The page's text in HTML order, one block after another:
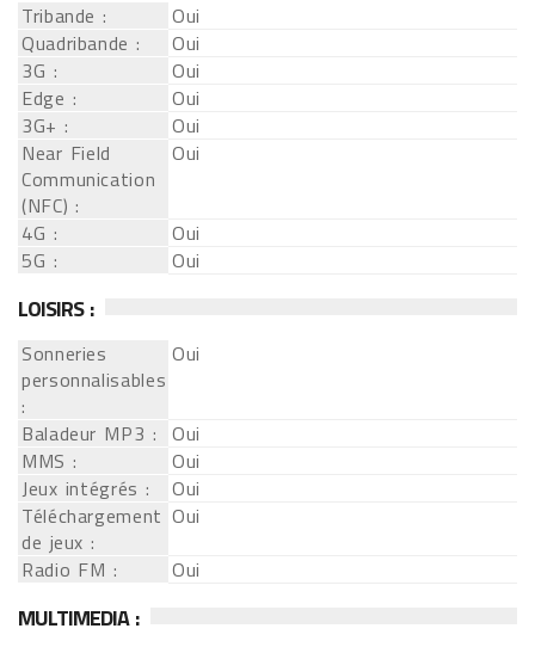
Tribande :
Oui
Quadribande :
Oui
3G :
Oui
Edge :
Oui
3G+ :
Oui
Near Field
Communication
(NFC) :
Oui
4G :
Oui
5G :
Oui
LOISIRS :
Sonneries
personnalisables
:
Oui
Baladeur MP3 : Oui
MMS :
Oui
Jeux intégrés :
Oui
Téléchargement
de jeux :
Oui
Radio FM :
Oui
MULTIMEDIA :